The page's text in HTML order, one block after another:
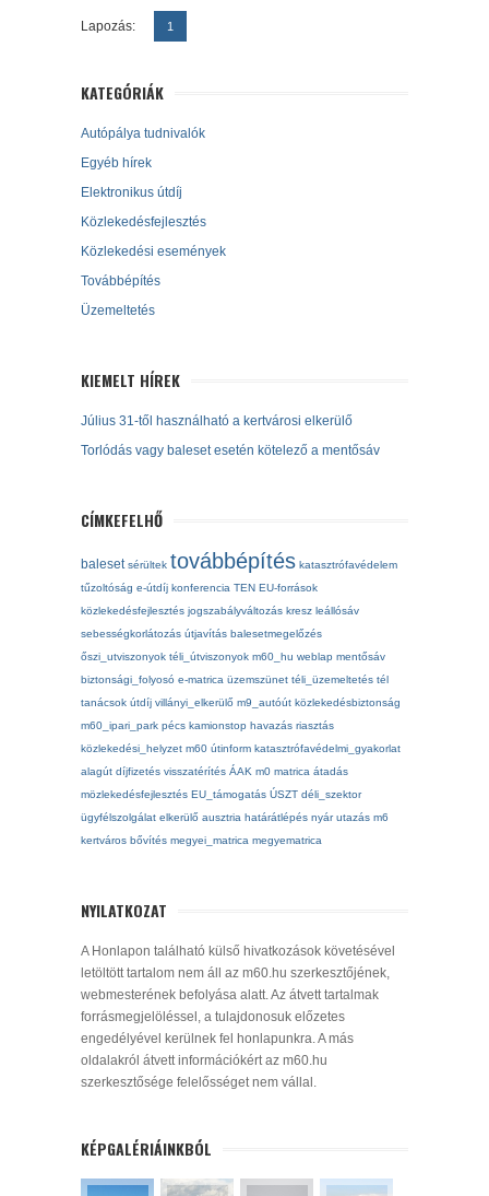
Lapozás: 1
KATEGÓRIÁK
Autópálya tudnivalók
Egyéb hírek
Elektronikus útdíj
Közlekedésfejlesztés
Közlekedési események
Továbbépítés
Üzemeltetés
KIEMELT HÍREK
Július 31-től használható a kertvárosi elkerülő
Torlódás vagy baleset esetén kötelező a mentősáv
CÍMKEFELHŐ
baleset sérültek továbbépítés katasztrófavédelem
tűzoltóság e-útdíj konferencia TEN EU-források
közlekedésfejlesztés jogszabályváltozás kresz leállósáv
sebességkorlátozás útjavítás balesetmegelőzés
őszi_utviszonyok téli_útviszonyok m60_hu weblap mentősáv
biztonsági_folyosó e-matrica üzemszünet téli_üzemeltetés tél
tanácsok útdíj villányi_elkerülő m9_autóút közlekedésbiztonság
m60_ipari_park pécs kamionstop havazás riasztás
közlekedési_helyzet m60 útinform katasztrófavédelmi_gyakorlat
alagút díjfizetés visszatérítés ÁAK m0 matrica átadás
mözlekedésfejlesztés EU_támogatás ÚSZT déli_szektor
ügyfélszolgálat elkerülő ausztria határátlépés nyár utazás m6
kertváros bővítés megyei_matrica megyematrica
NYILATKOZAT
A Honlapon található külső hivatkozások követésével
letöltött tartalom nem áll az m60.hu szerkesztőjének,
webmesterének befolyása alatt. Az átvett tartalmak
forrásmegjelöléssel, a tulajdonosuk előzetes
engedélyével kerülnek fel honlapunkra. A más
oldalakról átvett információkért az m60.hu
szerkesztősége felelősséget nem vállal.
KÉPGALÉRIÁINKBÓL